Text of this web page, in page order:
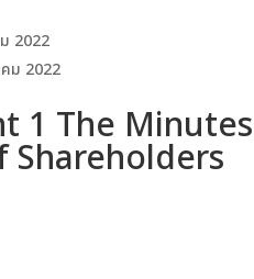
2022
ม 2022
1 The